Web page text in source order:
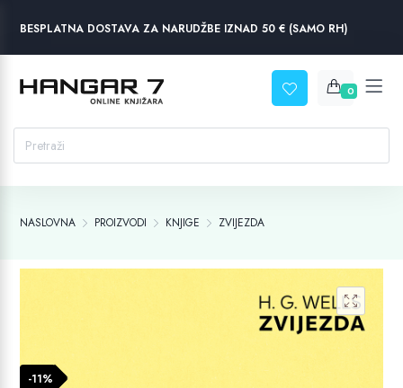
BESPLATNA DOSTAVA ZA NARUDŽBE IZNAD 50 € (SAMO RH)
0
NASLOVNA PROIZVODI KNJIGE ZVIJEZDA
-11%